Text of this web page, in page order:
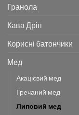
Гранола
Кава Дріп
Корисні батончики
Мед
Акацієвий мед
Гречаний мед
Липовий мед